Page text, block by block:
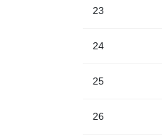
23
24
25
26